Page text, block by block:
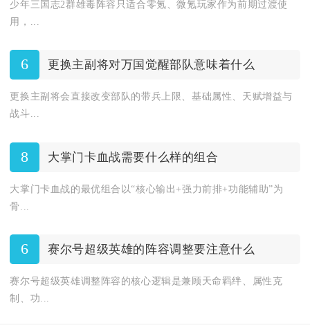
少年三国志2群雄毒阵容只适合零氪、微氪玩家作为前期过渡使
用，...
6 更换主副将对万国觉醒部队意味着什么
更换主副将会直接改变部队的带兵上限、基础属性、天赋增益与
战斗...
8 大掌门卡血战需要什么样的组合
大掌门卡血战的最优组合以“核心输出+强力前排+功能辅助”为
骨...
6 赛尔号超级英雄的阵容调整要注意什么
赛尔号超级英雄调整阵容的核心逻辑是兼顾天命羁绊、属性克
制、功...